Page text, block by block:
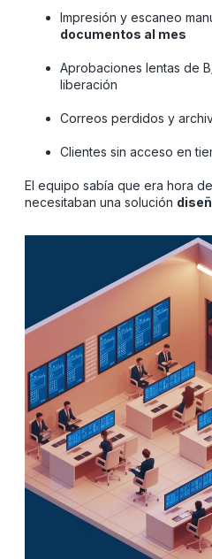
Impresión y escaneo
documentos al mes
Aprobaciones lentas de
liberación
Correos perdidos y
Clientes sin acceso en
El equipo sabía que era hora
necesitaban una solución